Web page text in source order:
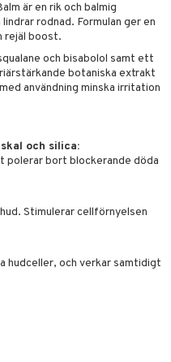
är en rik och balmig
rodnad. Formulan ger en
rejäl boost.
och bisabolol samt ett
botaniska extrakt
användning minska irritation
och silica:
polerar bort blockerande döda
Stimulerar cellförnyelsen
hudceller, och verkar samtidigt